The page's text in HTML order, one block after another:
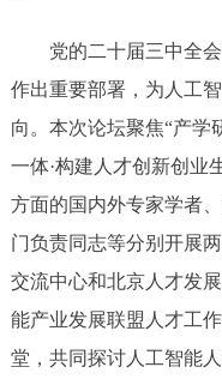
党的二十届三中全
作出重要部署，为人工
向。本次论坛聚焦“产学
一体·构建人才创新创业
方面的国内外专家学者
门负责同志等分别开展
交流中心和北京人才发
能产业发展联盟人才工
堂，共同探讨人工智能